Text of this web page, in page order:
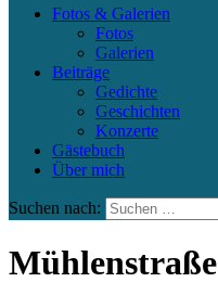
Fotos & Galerien
Fotos
Galerien
Beiträge
Gedichte
Geschichten
Konzerte
Gästebuch
Über mich
Suchen nach:
Mühlenstraße